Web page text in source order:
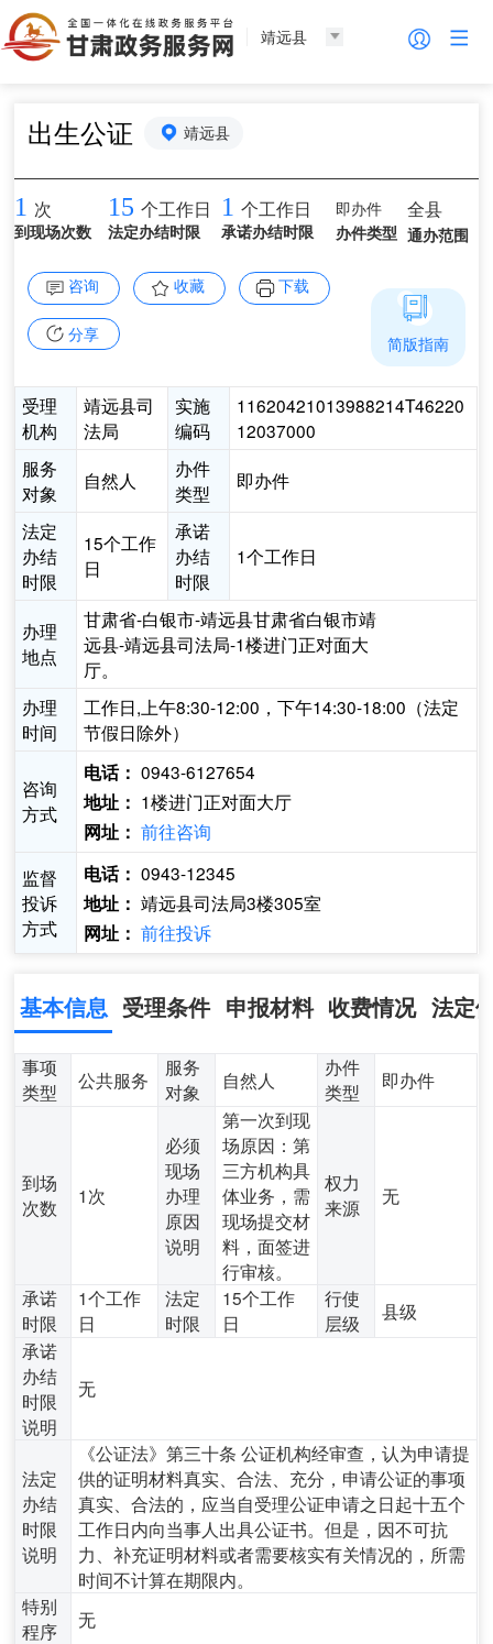
靖远县
出生公证 靖远县
1 次
到现场次数
15 个工作日
法定办结时限
1 个工作日
承诺办结时限
即办件
办件类型
全县
通办范围
咨询 收藏 下载
分享
受理
机构
靖远县司
法局
实施
编码
11620421013988214T46220
12037000
服务
对象
自然人
办件
类型
即办件
法定
办结
时限
15个工作
日
承诺
办结
时限
1个工作日
办理
地点
甘肃省-白银市-靖远县甘肃省白银市靖
远县-靖远县司法局-1楼进门正对面大
厅。
办理
时间
工作日,上午8:30-12:00，下午14:30-18:00（法定
节假日除外）
咨询
方式
电话： 0943-6127654
地址： 1楼进门正对面大厅
网址： 前往咨询
监督
投诉
方式
电话： 0943-12345
地址： 靖远县司法局3楼305室
网址： 前往投诉
简版指南
基本信息 受理条件 申报材料 收费情况 法定
事项
类型
公共服务
服务
对象
自然人
办件
类型
即办件
到场
次数
1次
必须
现场
办理
原因
说明
第一次到现
场原因：第
三方机构具
体业务，需
现场提交材
料，面签进
行审核。
权力
来源
无
承诺
时限
1个工作
日
法定
时限
15个工作
日
行使
层级
县级
承诺
办结
时限
说明
无
法定
办结
时限
说明
《公证法》第三十条 公证机构经审查，认为申请提
供的证明材料真实、合法、充分，申请公证的事项
真实、合法的，应当自受理公证申请之日起十五个
工作日内向当事人出具公证书。但是，因不可抗
力、补充证明材料或者需要核实有关情况的，所需
时间不计算在期限内。
特别
程序
无